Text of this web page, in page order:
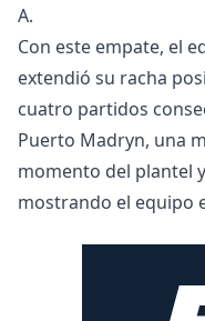
A.
Con este empate, el
extendió su racha
cuatro partidos
Puerto Madryn, una
momento del plantel
mostrando el equipo